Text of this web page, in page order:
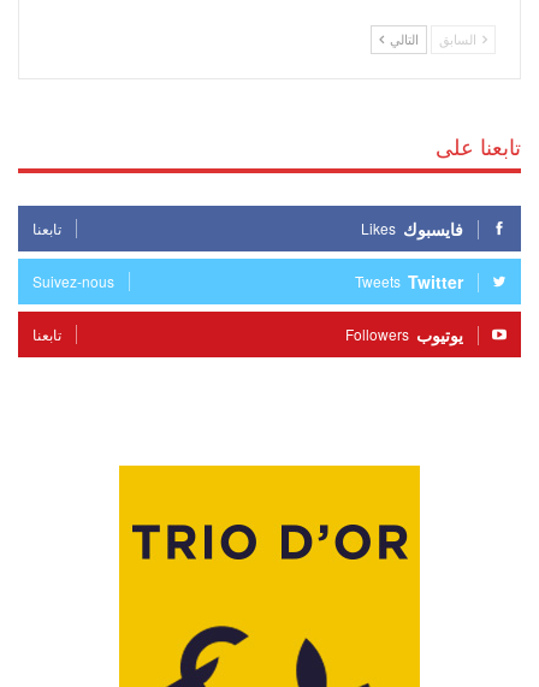
السابق التالي
تابعنا على
فايسبوك Likes تابعنا
Twitter
Tweets
Suivez-nous
يوتيوب Followers تابعنا